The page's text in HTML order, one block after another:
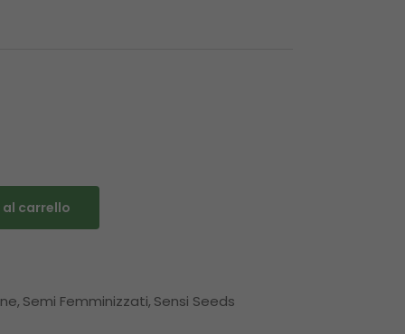
carrello
Semi Femminizzati Sensi Seeds